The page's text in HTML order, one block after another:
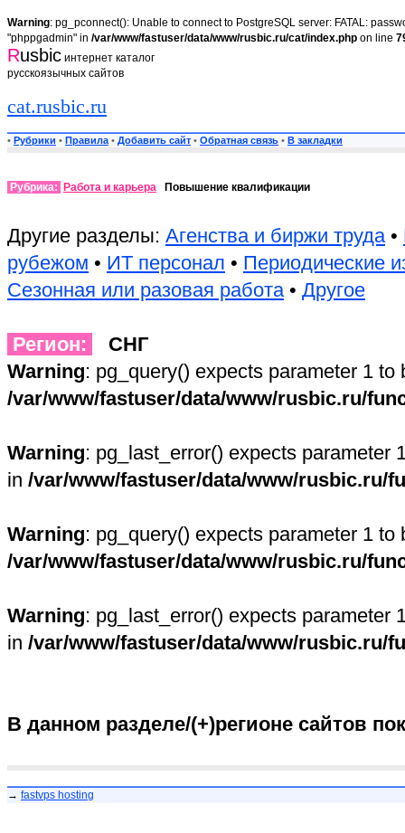
Warning: pg_pconnect(): Unable to connect to PostgreSQL server: FATAL:
"phppgadmin" in /var/www/fastuser/data/www/rusbic.ru/cat/index.php on line
Rusbic интернет каталог
русскоязычных сайтов
cat.rusbic.ru
• Рубрики • Правила • Добавить сайт • Обратная связь • В закладки
Рубрика: Работа и карьера Повышение квалификации
Другие разделы: Агенства и биржи труда•
рубежом • ИТ персонал • Периодические
Сезонная или разовая работа• Другое
Регион:
СНГ
Warning: pg_query() expects parameter 1
/var/www/fastuser/data/www/rusbic.ru/
Warning: pg_last_error() expects parameter
in /var/www/fastuser/data/www/rusbic.ru/
Warning: pg_query() expects parameter 1
/var/www/fastuser/data/www/rusbic.ru/
Warning: pg_last_error() expects parameter
in /var/www/fastuser/data/www/rusbic.ru/
В данном разделе/(+)регионе сайтов
→ fastvps hosting